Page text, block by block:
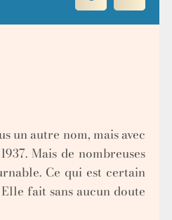
un autre nom, mais avec
Mais de nombreuses
Ce qui est certain
fait sans aucun doute